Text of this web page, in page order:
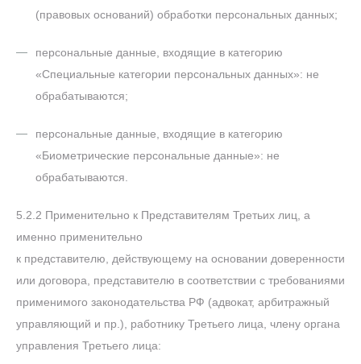
(правовых оснований) обработки персональных данных;
персональные данные, входящие в категорию
«Специальные категории персональных данных»: не
обрабатываются;
персональные данные, входящие в категорию
«Биометрические персональные данные»: не
обрабатываются.
5.2.2 Применительно к Представителям Третьих лиц, а
именно применительно
к представителю, действующему на основании доверенности
или договора, представителю в соответствии с требованиями
применимого законодательства РФ (адвокат, арбитражный
управляющий и пр.), работнику Третьего лица, члену органа
управления Третьего лица: